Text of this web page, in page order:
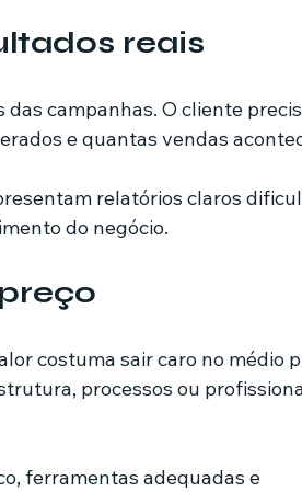
reais
campanhas. O cliente
e quantas vendas
relatórios claros
do negócio.
costuma sair caro no médio
processos ou
ferramentas adequadas e